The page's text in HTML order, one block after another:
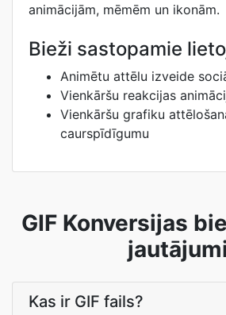
animācijām, mēmēm un ikonām.
Bieži sastopamie
Animētu attēlu izveide
Vienkāršu reakcijas
Vienkāršu grafiku
caurspīdīgumu
GIF Konversijas
jautājumi
Kas ir GIF fails?